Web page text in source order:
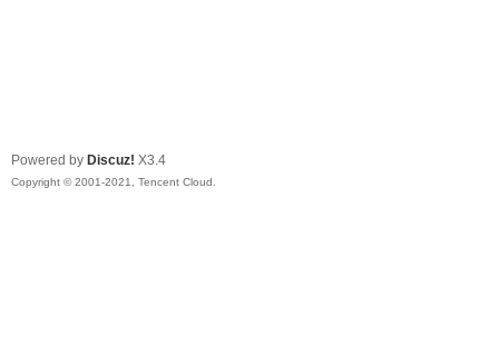
Powered by Discuz! X3.4
Copyright © 2001-2021, Tencent Cloud.